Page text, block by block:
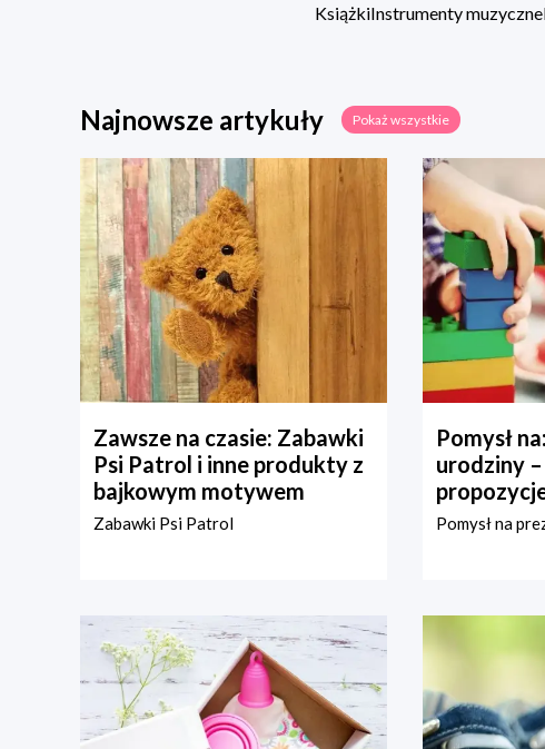
KsiążkiInstrumenty muzyczne
Najnowsze artykuły Pokaż wszystkie
Zawsze na czasie: Zabawki
Psi Patrol i inne produkty z
bajkowym motywem
Zabawki Psi Patrol
Pomysł
urodziny
Pomysł na